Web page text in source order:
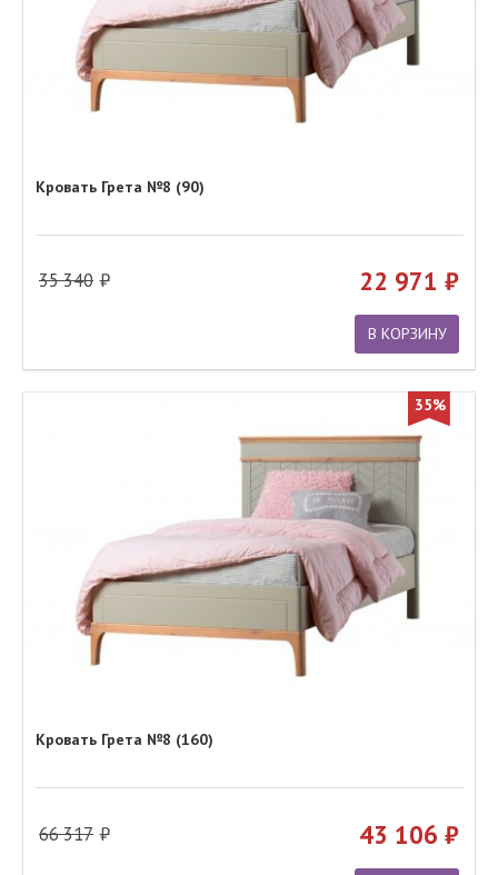
Кровать Грета №8 (90)
35 340 22 971
В КОРЗИНУ
35%
Кровать Грета №8 (160)
66 317 43 106